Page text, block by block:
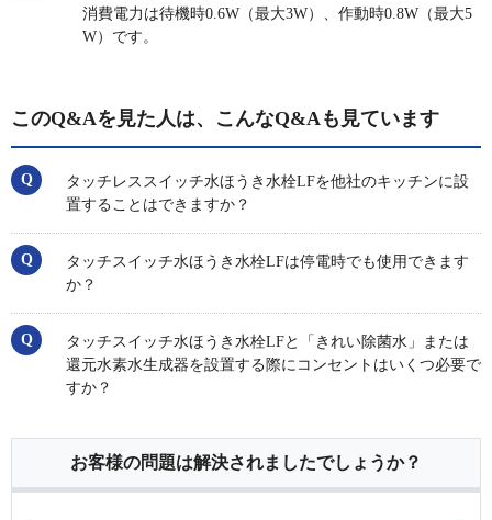
消費電力は待機時0.6W（最大3W）、作動時0.8W（最大5
W）です。
このQ&Aを見た人は、こんなQ&Aも見ています
タッチレススイッチ水ほうき水栓LFを他社のキッチンに設
置することはできますか？
タッチスイッチ水ほうき水栓LFは停電時でも使用できます
か？
タッチスイッチ水ほうき水栓LFと「きれい除菌水」または
還元水素水生成器を設置する際にコンセントはいくつ必要で
すか？
お客様の問題は解決されましたでしょうか？